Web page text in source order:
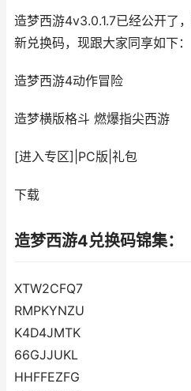
造梦西游4v3.0.1.7已经公开了
新兑换码，现跟大家同享如下：
造梦西游4动作冒险
造梦横版格斗 燃爆指尖西游
[进入专区] PC版 礼包
下载
造梦西游4兑换码锦集：
XTW2CFQ7
RMPKYNZU
K4D4JMTK
66GJJUKL
HHFFEZFG